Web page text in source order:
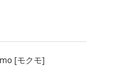
[モクモ]